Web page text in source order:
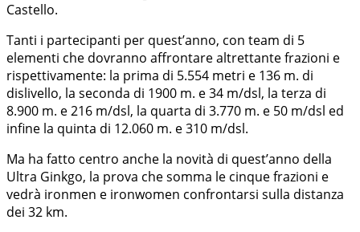
Castello.
Tanti i partecipanti per quest’anno, con team di 5
elementi che dovranno affrontare altrettante frazioni e
rispettivamente: la prima di 5.554 metri e 136 m. di
dislivello, la seconda di 1900 m. e 34 m/dsl, la terza di
8.900 m. e 216 m/dsl, la quarta di 3.770 m. e 50 m/dsl ed
infine la quinta di 12.060 m. e 310 m/dsl.
Ma ha fatto centro anche la novità di quest’anno della
Ultra Ginkgo, la prova che somma le cinque frazioni e
vedrà ironmen e ironwomen confrontarsi sulla distanza
dei 32 km.